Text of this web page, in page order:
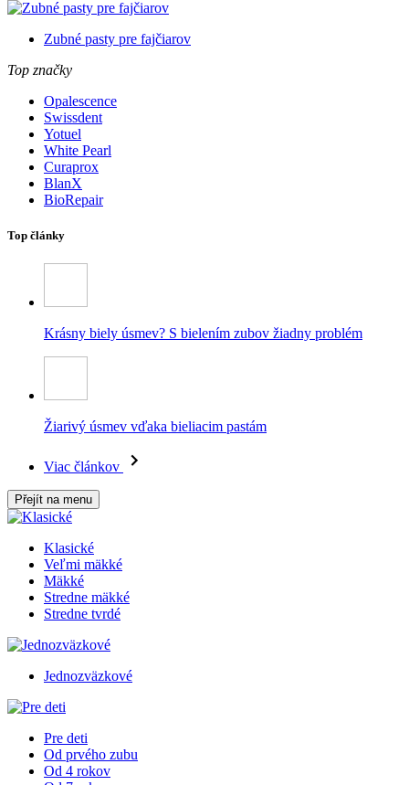
Zubné pasty pre fajčiarov
Top značky
Opalescence
Swissdent
Yotuel
White Pearl
Curaprox
BlanX
BioRepair
Top články
Krásny biely úsmev? S bielením zubov žiadny problém
Žiarivý úsmev vďaka bieliacim pastám
Viac článkov
Přejít na menu
Klasické
Veľmi mäkké
Mäkké
Stredne mäkké
Stredne tvrdé
Jednozväzkové
Pre deti
Od prvého zubu
Od 4 rokov